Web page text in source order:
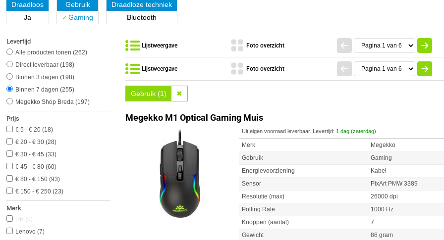
Draadloos
Ja
Gebruik
Gaming
Draadloze techniek
Bluetooth
Levertijd
Alle producten tonen 262
Direct leverbaar 198
Binnen 3 dagen
198
Binnen 7 dagen 255
Megekko Shop Breda 197
Prijs
€ 5 - € 20 18
€ 20 - € 30 28
€ 30 - € 45 33
€ 45 - € 80 60
€ 80 - € 150 93
€ 150 - € 250 23
Merk
HP
0
Lenovo 7
Lijstweergave Foto overzicht
Gebruik (1) ✖
Megekko M1 Optical Gaming Muis
Uit eigen voorraad leverbaar. Levertijd: 1 dag (zaterdag)
Merk
Megekko
Gebruik
Gaming
Energievoorziening
Kabel
Sensor
PixArt PMW 3389
Resolutie (max)
26000 dpi
Polling Rate
1000 Hz
Knoppen (aantal)
7
Gewicht
86 gram
Lijstweergave Foto overzicht